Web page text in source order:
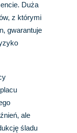
Duża
z którymi
gwarantuje
ale
śladu